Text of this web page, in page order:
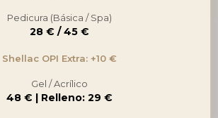
Pedicura (Básica / Spa)
28 € / 45 €
Shellac OPI Extra: +10 €
Gel / Acrílico
48 € | Relleno: 29 €